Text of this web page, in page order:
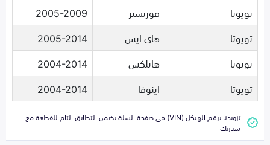
تويوتا
فورتشنر
2005-2009
تويوتا
هاي ايس
2005-2014
تويوتا
هايلكس
2004-2014
تويوتا
اينوفا 2004-2014
تزويدنا برقم الهيكل (VIN) في صفحة السلة يضمن التطابق التام للقطعة مع
سيارتك